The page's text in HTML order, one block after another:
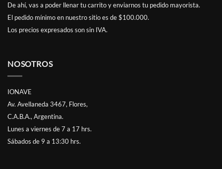
De ahí, vas a poder llenar tu carrito y enviarnos tu pedido mayorista.
El pedido mínimo en nuestro sitio es de $100.000.
Los precios expresados son sin IVA.
NOSOTROS
IONAVE
Av. Avellaneda 3467, Flores,
C.A.B.A., Argentina.
Lunes a viernes de 7 a 17 hrs.
Sábados de 9 a 13:30 hrs.